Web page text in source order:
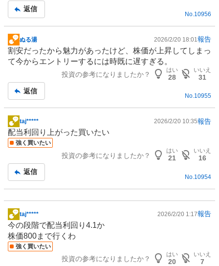
返信
No. 10956
掲
示
板
ぬる湯 2026/2/20 18:01 報告
割安だったから魅力があったけど、株価が上昇してしまっ
て今からエントリーするには時既に遅すぎる。
投資の参考になりましたか？
はい
28
いいえ
31
返信
No.10955
掲
示
板
taj***** 2026/2/20 10:35報告
配当利回り上がった買いたい
強く買いたい
投資の参考になりましたか？
はい
21
いいえ
16
返信
No. 10954
掲
示
板
記
taj***** 2026/2/20 1:17報告
今の段階で配当利回り4.1か
株価800まで行くわ
強く買いたい
投資の参考になりましたか？
はい
20
いいえ
7